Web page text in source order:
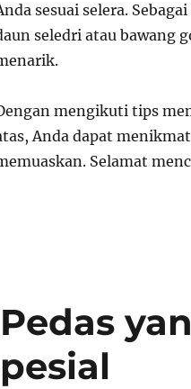
sesuai selera.
seledri atau bawang
mengikuti tips
Anda dapat
Selamat